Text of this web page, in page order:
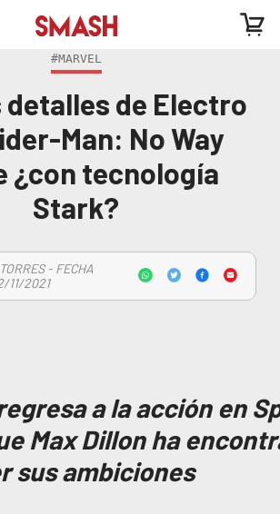
#MARVEL
detalles de Electro
Man: No Way
¿con tecnología
Stark?
- FECHA
11/2021
a la acción en
Max Dillon ha
sus ambiciones